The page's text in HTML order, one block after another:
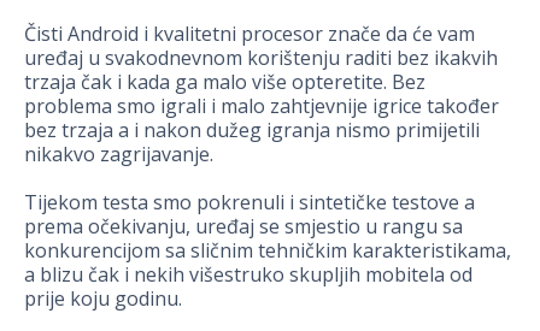
Čisti Android i kvalitetni procesor znače da će vam
uređaj u svakodnevnom korištenju raditi bez ikakvih
trzaja čak i kada ga malo više opteretite. Bez
problema smo igrali i malo zahtjevnije igrice također
bez trzaja a i nakon dužeg igranja nismo primijetili
nikakvo zagrijavanje.
Tijekom testa smo pokrenuli i sintetičke testove a
prema očekivanju, uređaj se smjestio u rangu sa
konkurencijom sa sličnim tehničkim karakteristikama,
a blizu čak i nekih višestruko skupljih mobitela od
prije koju godinu.